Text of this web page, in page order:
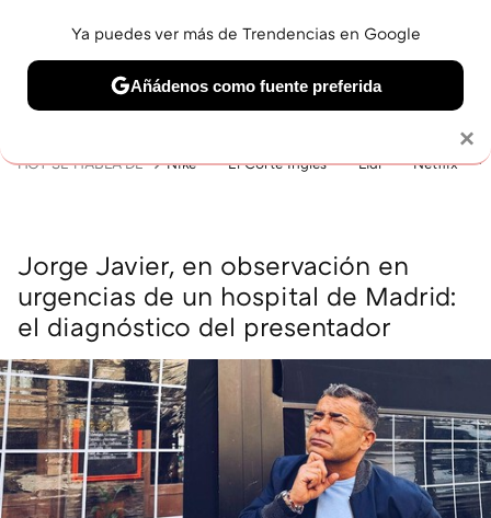
BELLEZA SHOPPING VIAJES GASTRO SNEAKERS
HOY SE HABLA DE Nike El Corte Inglés Lidl Netflix
Jorge Javier, en observación en
urgencias de un hospital de Madrid:
el diagnóstico del presentador
×
Ya puedes ver más de Trendencias en Google
Añádenos como fuente preferida